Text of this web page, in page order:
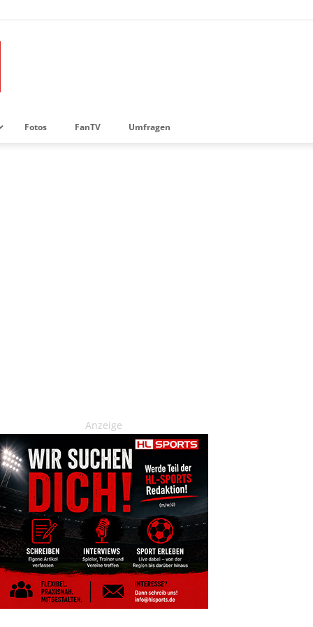
Fotos FanTV Umfragen
Anzeige